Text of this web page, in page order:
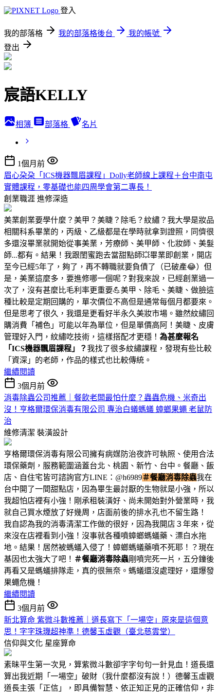
登入
我的部落格 我的部落格後台
我的帳號
登出
宸語KELLY
相簿 部落格 名片
1個月前
眉心朶朶「ICS機器飄眉課程」Dolly老師線上課程＋台中南屯
實體課程，零基礎也能四周學會第二專長！
創業職涯 進修深造
美業創業要學什麼？美甲？美睫？除毛？紋繡？我大學是妝品
相關科系畢業的，丙級、乙級都是在學時就拿到證照，同儕很
多還沒畢業就開始從事美業，芳療師、美甲師、化妝師、美髮
師...都有。結果！我跟閨蜜跑去當甜點師💥畢業即創業，開店
至今已經5年了，夠了，再不轉職就要負債了（已破產😂）但
是，美業這麼多，要進修哪一個呢？對我來說，已經創業過一
次了，沒有甚麼比毛利率更重要💪美甲、除毛、美睫、做臉這
種比較是定期回購的，單次價位不高但是通常每個月都要來。
但是思考了很久，我還是更看好半永久美妝市場。雖然紋繡回
購消費「補色」可能以年為單位，但是單價高阿！美睫、皮膚
管理好入門，紋繡吃技術，這樣搭配才更穩！ 為甚麼報名
「ICS機器飄眉課程」？我找了很多紋繡課程，發現有些比較
「資深」的老師，作品的樣式也比較傳統。
繼續閱讀
3個月前
消毒除蟲公司推薦｜餐飲老闆最怕什麼？蟲蟲危機、米奇出
沒！亨格爾環保消毒有限公司 專治白蟻螞蟻 蟑螂果蠅 老鼠防
治
維修清潔 裝潢設計
亨格爾環保消毒有限公司擁有病媒防治夜許可執照、使用合法
環保藥劑，服務範圍涵蓋台北、桃園、新竹、台中。餐廳、飯
店、自住宅皆可諮詢官方LINE：@h6989＃餐廳消毒除蟲我在
台中開了一間甜點店，因為畢生最討厭的生物就是小強，所以
我超怕店裡有小強！剛承租裝潢好、尚未開始對外營業時，我
就自己買水煙放了好幾周，店面前後的排水孔也不留生路！
我自認為我的消毒清潔工作做的很好，因為我開店３年來，從
來沒在店裡看到小強！沒事就各種噴蟑螂螞蟻藥、漂白水拖
地。結果！居然被螞蟻入侵了！蟑螂螞蟻藥噴不死耶！？現在
基因也太強大了吧！ ＃餐廳消毒除蟲剛噴完死一片，五分鐘後
再看又是螞蟻排隊走，真的很無奈。螞蟻還沒處理好，還爆發
果蠅危機！
繼續閱讀
3個月前
新北算命 紫微斗數推薦｜道長寫下「一場空」原來是這個意
思！字字珠璣超神準！德馨玉虛觀（臺北慈雲堂）
信仰與文化 星座算命
素昧平生第一次見，算紫微斗數卻字字句句一針見血！道長還
算出我近期「一場空」破財（我什麼都沒有說！）德馨玉虛觀
道長主張「正信」，即具備智慧、依正知正見的正確信仰，非